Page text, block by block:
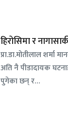
हिरोसिमा र
प्रा.डा.मोतीलाल शर्मा
अति नै पीडादायक
पुगेका छन् र…